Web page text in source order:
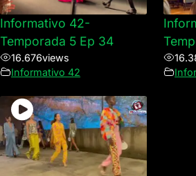
Informativo 42-
Temporada 5 Ep 34
16.676views
Informativo 42